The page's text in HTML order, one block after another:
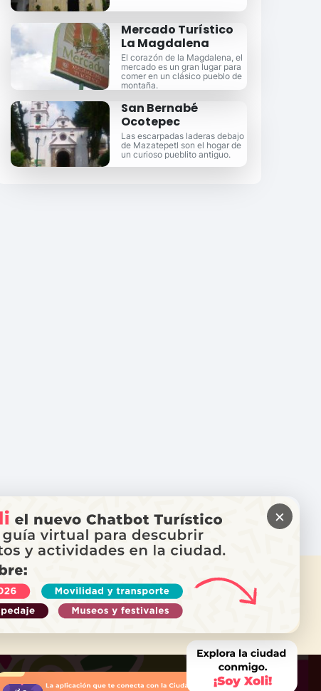
Mercado Turístico
La Magdalena
El corazón de la Magdalena, el
mercado es un gran lugar para
comer en un clásico pueblo de
montaña.
San Bernabé
Ocotepec
Las escarpadas laderas debajo
de Mazatepetl son el hogar de
un curioso pueblito antiguo.
AYUDA?
a Locatel
×